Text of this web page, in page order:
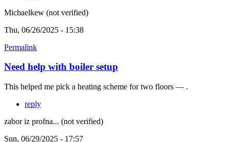
Michaelkew (not verified)
Thu, 06/26/2025 - 15:38
Permalink
Need help with boiler setup
This helped me pick a heating scheme for two floors — .
reply
zabor iz profna... (not verified)
Sun, 06/29/2025 - 17:57